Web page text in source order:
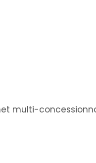
multi-